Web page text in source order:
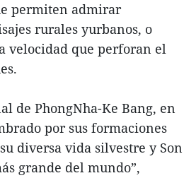
permiten admirar
rurales yurbanos, o
velocidad que perforan el
de PhongNha-Ke Bang, en
por sus formaciones
diversa vida silvestre y Son
grande del mundo”,